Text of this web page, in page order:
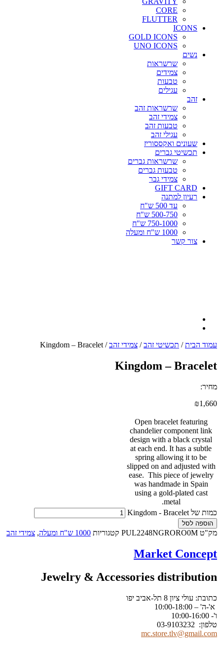
CORE
FLUTTER
ICONS
GOLD ICONS
UNO ICONS
נשים
שרשראות
צמידים
טבעות
עגילים
זהב
שרשראות זהב
צמידי זהב
טבעות זהב
עגילי זהב
שעונים ואקססוריז
תכשיטי גברים
שרשראות גברים
טבעות גברים
צמידי גבר
GIFT CARD
רעיון למתנה
עד 500 ש"ח
500-750 ש"ח
750-1000 ש"ח
1000 ש"ח ומעלה
צור קשר
עמוד הבית/ תכשיטי זהב/ צמידי זהב/ Kingdom – Bracelet
Kingdom – Bracelet
מחיר:
₪1,660
Open bracelet featuring
chandelier component link
design with a black crystal
at each end. It has a subtle
spring allowing it to be
slipped on and adjusted with
ease. This piece of jewelry
was handmade in Spain
using a gold-plated cast
metal.
כמות של Kingdom - Bracelet
הוספה לסל
מק"ט PUL2248NGRORO0M קטגוריות 1000 ש"ח ומעלה , צמידי זהב
Market Concept
Jewelry & Accessories distribution
כתובת: עולי ציון 8 תל-אביב יפו
א'-ה' – 10:00-18:00
ו'- 10:00-16:00
טלפון: 03-9103232
mc.store.tlv@gmail.com